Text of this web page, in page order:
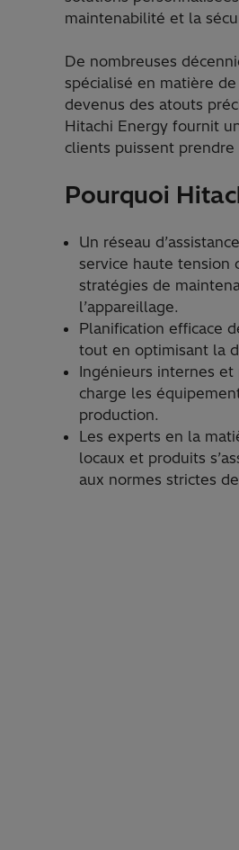
maintenabilité et la
De nombreuses
spécialisé en matière
devenus des atouts
Hitachi Energy fournit
clients puissent
Pourquoi
Un réseau
service haute tension
stratégies de
l’appareillage.
Planification efficace
tout en optimisant la
Ingénieurs internes
charge les
production.
Les experts en la
locaux et produits
aux normes strictes